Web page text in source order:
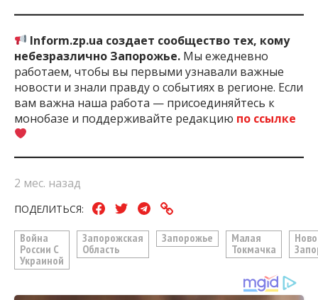
Inform.zp.ua создает сообщество тех, кому
небезразлично Запорожье. Мы ежедневно
работаем, чтобы вы первыми узнавали важные
новости и знали правду о событиях в регионе. Если
вам важна наша работа — присоединяйтесь к
монобазе и поддерживайте редакцию по ссылке
2 мес. назад
ПОДЕЛИТЬСЯ:
Война
России С
Украиной
Запорожская
Область
Запорожье
Малая
Токмачка